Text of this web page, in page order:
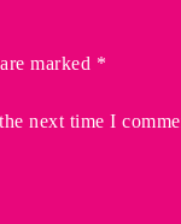
marked *
next time I